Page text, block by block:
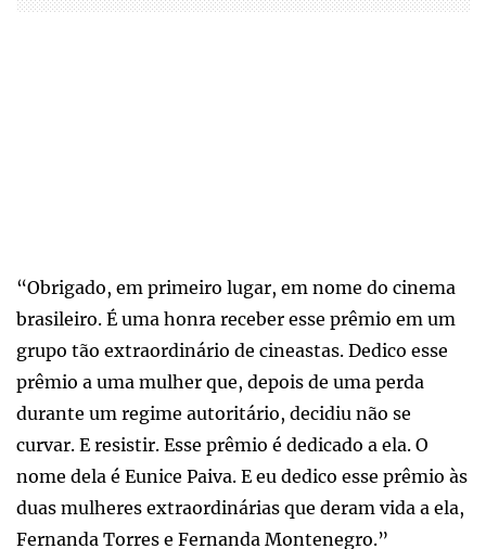
“Obrigado, em primeiro lugar, em nome do cinema
brasileiro. É uma honra receber esse prêmio em um
grupo tão extraordinário de cineastas. Dedico esse
prêmio a uma mulher que, depois de uma perda
durante um regime autoritário, decidiu não se
curvar. E resistir. Esse prêmio é dedicado a ela. O
nome dela é Eunice Paiva. E eu dedico esse prêmio às
duas mulheres extraordinárias que deram vida a ela,
Fernanda Torres e Fernanda Montenegro.”